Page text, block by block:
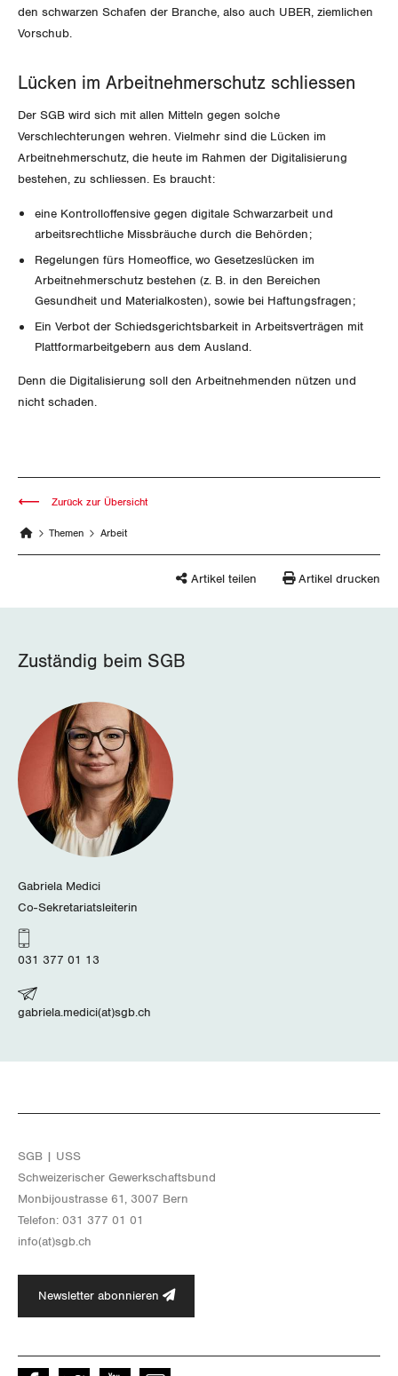
Graubünden
Neuenburg
Nidwalden
Schaffhausen
St. Gallen-Appenzell
Thurgau
Waadt
den schwarzen Schafen der Branche, also auch UBER, ziemlichen
Vorschub.
Lücken im Arbeitnehmerschutz schliessen
Der SGB wird sich mit allen Mitteln gegen solche
Verschlechterungen wehren. Vielmehr sind die Lücken im
Arbeitnehmerschutz, die heute im Rahmen der Digitalisierung
bestehen, zu schliessen. Es braucht:
eine Kontrolloffensive gegen digitale Schwarzarbeit und
arbeitsrechtliche Missbräuche durch die Behörden;
Regelungen fürs Homeoffice, wo Gesetzeslücken im
Arbeitnehmerschutz bestehen (z. B. in den Bereichen
Gesundheit und Materialkosten), sowie bei Haftungsfragen;
Ein Verbot der Schiedsgerichtsbarkeit in Arbeitsverträgen mit
Plattformarbeitgebern aus dem Ausland.
Denn die Digitalisierung soll den Arbeitnehmenden nützen und
nicht schaden.
Themen Arbeit
Zurück zur Übersicht
Artikel teilen Artikel drucken
Zuständig beim SGB
Gabriela Medici
Co-Sekretariatsleiterin
031 377 01 13
gabriela.medici(at)sgb.ch
SGB | USS
Schwei­ze­ri­scher Ge­werk­schafts­bund
Mon­bi­joustras­se 61, 3007 Bern
Te­le­fon: 031 377 01 01
info(at)​sgb.​ch
Newsletter abonnieren